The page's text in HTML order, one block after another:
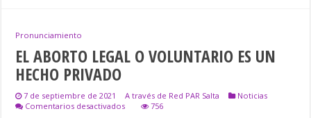
Pronunciamiento
EL ABORTO LEGAL O VOLUNTARIO ES UN
HECHO PRIVADO
7 de septiembre de 2021 A través de Red PAR Salta
Noticias
Comentarios desactivadosen
756